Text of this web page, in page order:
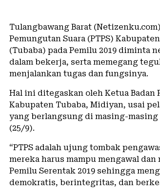
Tulangbawang Barat
Pemungutan Suara (PTPS)
(Tubaba) pada Pemilu 2019 diminta
dalam bekerja, serta memegang
menjalankan tugas dan fungsinya.
Hal ini ditegaskan oleh Ketua Badan
Kabupaten Tubaba, Midiyan, usai
yang berlangsung di masing-masing
(25/9).
“PTPS adalah ujung tombak
mereka harus mampu mengawal
Pemilu Serentak 2019 sehingga
demokratis, berintegritas, dan